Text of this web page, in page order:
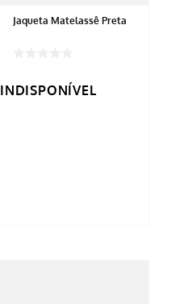
Jaqueta Matelassê Preta
INDISPONÍVEL